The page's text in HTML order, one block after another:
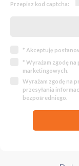
Przepisz kod captcha:
* Akceptuję
* Wyrażam zgodę
marketingowych.
Wyrażam zgodę na
przesyłania
bezpośredniego.